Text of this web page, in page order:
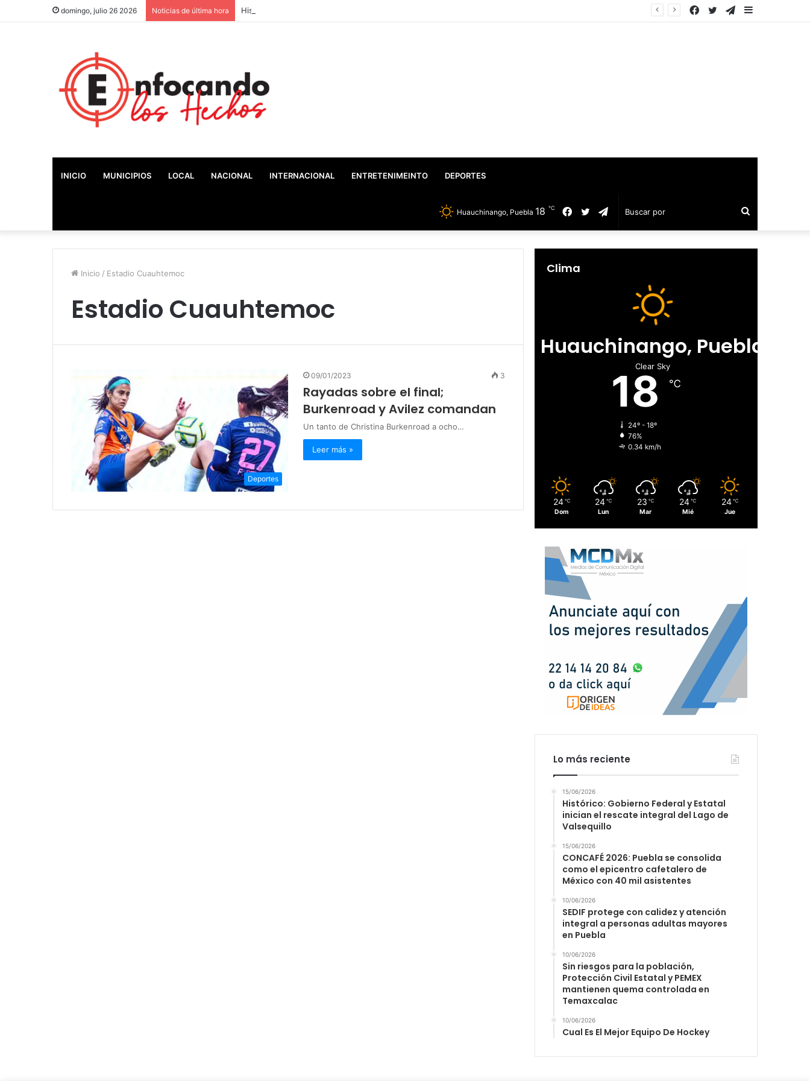
domingo, julio 26 2026 Noticias de última hora Histórico: Gobierno Federal y Estatal inician el rescate integral del Lago de Valsequillo
Barra
Telegram
Twitter
Facebook
INICIO MUNICIPIOS LOCAL NACIONAL INTERNACIONAL ENTRETENIMEINTO DEPORTES
Buscar
por
Telegram
Twitter
Facebook
Huauchinango, Puebla 18 ℃
Inicio / Estadio Cuauhtemoc
Estadio Cuauhtemoc
Deportes
09/01/2023 3
Rayadas sobre el final;
Burkenroad y Avilez comandan
Un tanto de Christina Burkenroad a ocho…
Leer más »
Clima
Huauchinango, Puebla
Clear Sky
18 ℃
24º - 18º
76%
0.34 km/h
24 ℃
Dom
24 ℃
Lun
23 ℃
Mar
24 ℃
Mié
24 ℃
Jue
Lo más reciente
15/06/2026
Histórico: Gobierno Federal y Estatal
inician el rescate integral del Lago de
Valsequillo
15/06/2026
CONCAFÉ 2026: Puebla se consolida
como el epicentro cafetalero de
México con 40 mil asistentes
10/06/2026
SEDIF protege con calidez y atención
integral a personas adultas mayores
en Puebla
10/06/2026
Sin riesgos para la población,
Protección Civil Estatal y PEMEX
mantienen quema controlada en
Temaxcalac
10/06/2026
Cual Es El Mejor Equipo De Hockey